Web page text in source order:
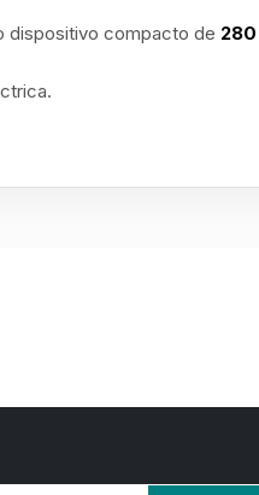
dispositivo compacto de